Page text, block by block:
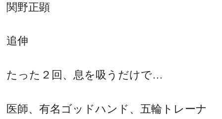
関野正顕
追伸
たった２回、息を吸うだけで…
医師、有名ゴッドハンド、五輪トレーナ